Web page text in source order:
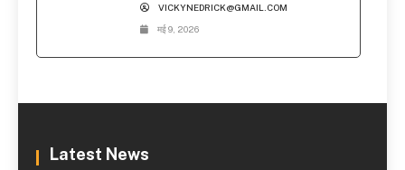
VICKYNEDRICK@GMAIL.COM
मई 9, 2026
Latest News